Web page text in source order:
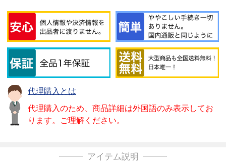
代理購入とは
代理購入のため、商品詳細は外国語のみ表示してお
ります。ご理解ください。
アイテム説明